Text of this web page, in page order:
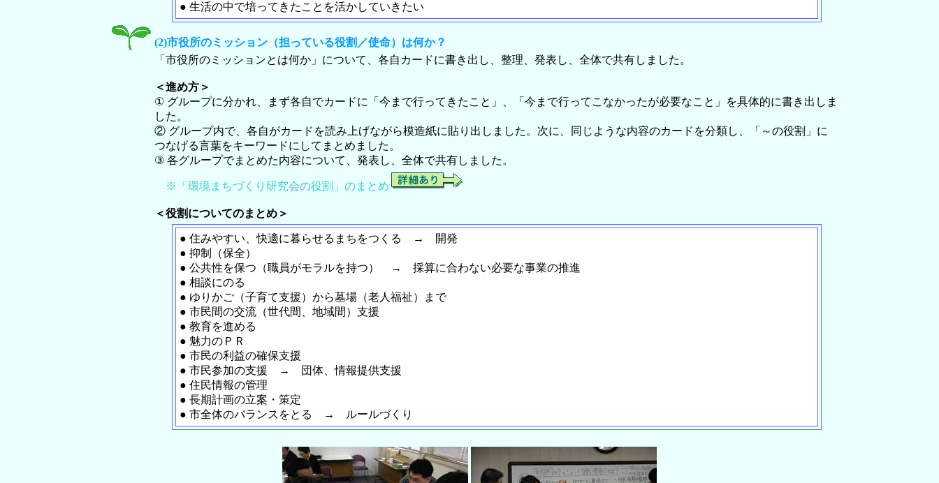
● 生活の中で培ってきたことを活かしていきたい
(2)市役所のミッション（担っている役割／使命）は何か？
「市役所のミッションとは何か」について、各自カードに書き出し、整理、発表し、全体で共有しました。
＜進め方＞
① グループに分かれ、まず各自でカードに「今まで行ってきたこと」、「今まで行ってこなかったが必要なこと」を具体的に書き出しま
した。
② グループ内で、各自がカードを読み上げながら模造紙に貼り出しました。次に、同じような内容のカードを分類し、「～の役割」に
つなげる言葉をキーワードにしてまとめました。
③ 各グループでまとめた内容について、発表し、全体で共有しました。
※「環境まちづくり研究会の役割」のまとめ
＜役割についてのまとめ＞
● 住みやすい、快適に暮らせるまちをつくる → 開発
● 抑制（保全）
● 公共性を保つ（職員がモラルを持つ） → 採算に合わない必要な事業の推進
● 相談にのる
● ゆりかご（子育て支援）から墓場（老人福祉）まで
● 市民間の交流（世代間、地域間）支援
● 教育を進める
● 魅力のＰＲ
● 市民の利益の確保支援
● 市民参加の支援 → 団体、情報提供支援
● 住民情報の管理
● 長期計画の立案・策定
● 市全体のバランスをとる → ルールづくり